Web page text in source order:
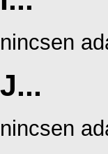
nincsen
J...
nincsen